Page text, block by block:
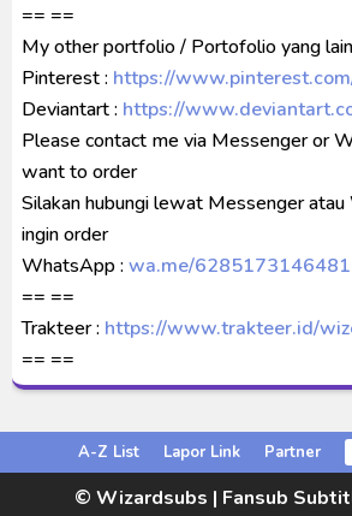
== ==
My other portfolio / Portofolio yang
Pinterest : https://
Deviantart : https://
Please contact me via Messenger or
want to order
Silakan hubungi lewat Messenger
ingin order
WhatsApp : wa.me/6285173146481
== ==
Trakteer : https://www.trakteer.id/
== ==
A-Z List Lapor Link Partner
© Wizardsubs | Fansub